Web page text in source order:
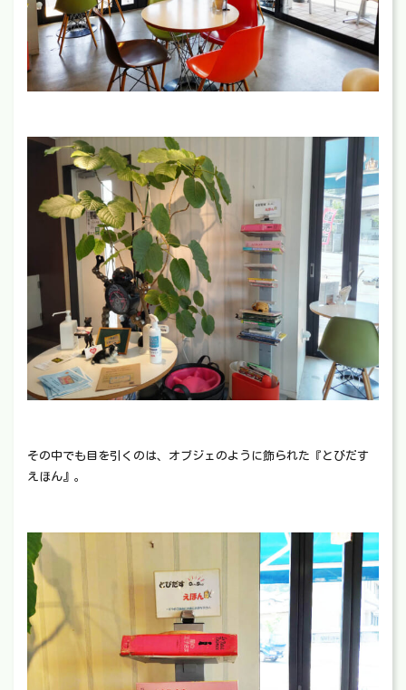
その中でも目を引くのは、オブジェのように飾られた『とびだす
えほん』。